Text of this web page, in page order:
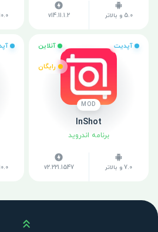
5.0 و بالاتر v14.11.1.2 10.0 و
آپدیت آنلاین
رایگان
MOD
InShot
برنامه اندروید
7.0 و بالاتر v2.221.1547 10.0 و
بالا